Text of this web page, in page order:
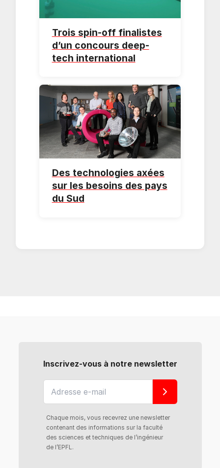
Trois spin-off finalistes
d’un concours deep-
tech international
Des technologies axées
sur les besoins des pays
du Sud
Inscrivez-vous à notre newsletter
Chaque mois, vous recevrez une newsletter
contenant des informations sur la faculté
des sciences et techniques de l’ingénieur
de l’EPFL.